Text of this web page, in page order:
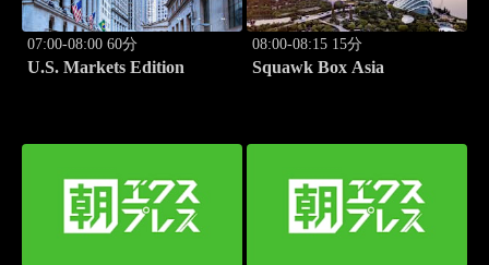
07:00-08:00 60分
U.S. Markets Edition
08:00-08:15 15分
Squawk Box Asia